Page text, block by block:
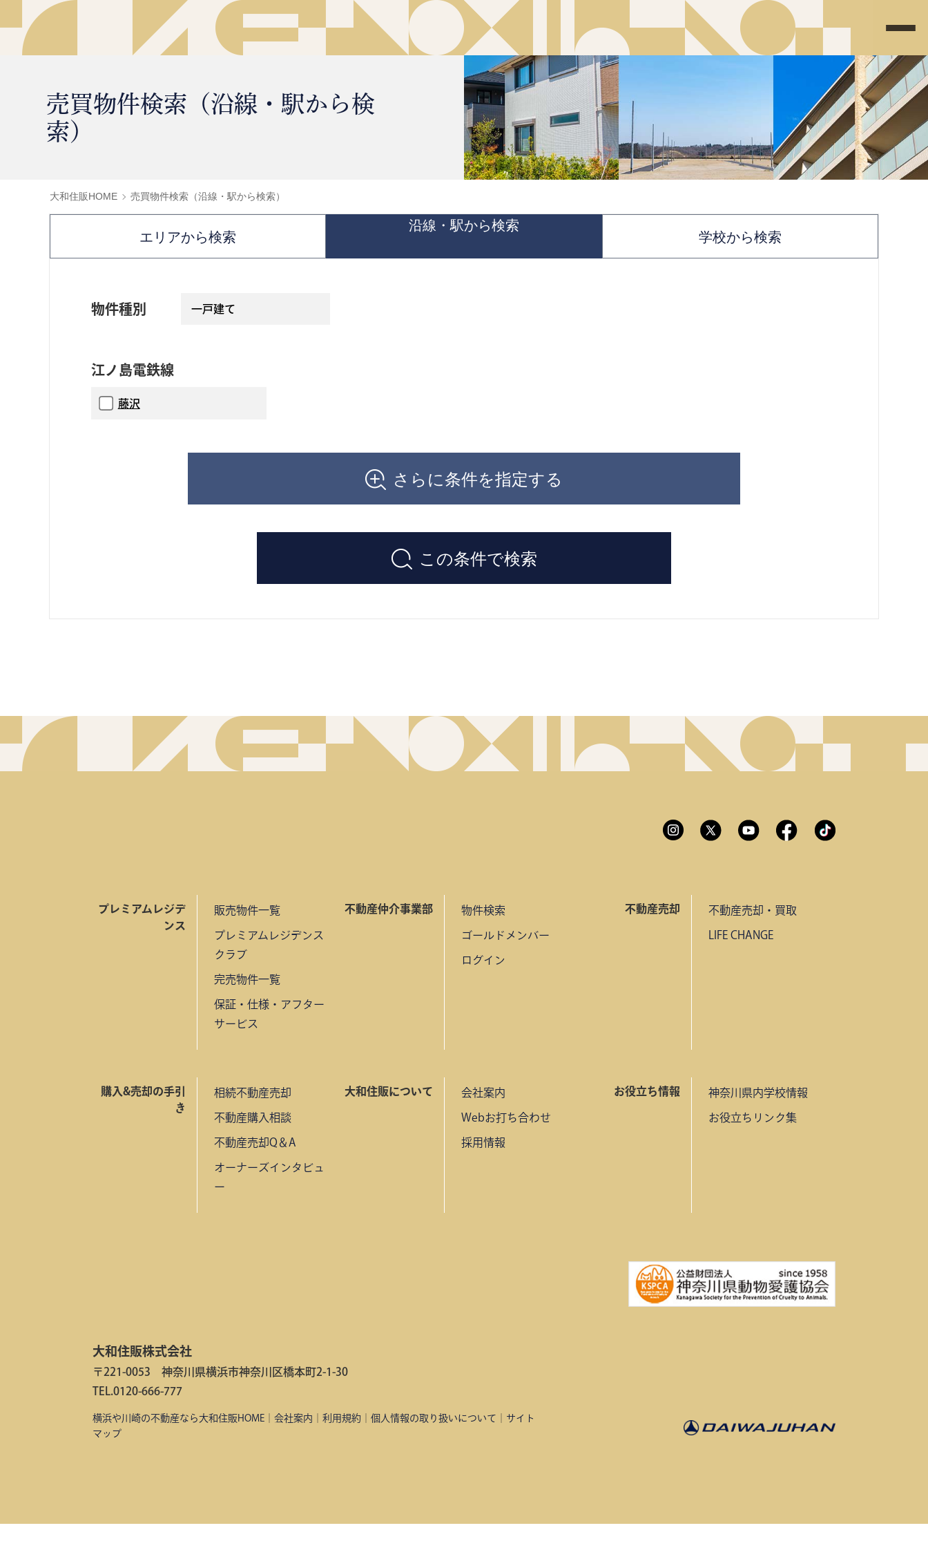
売買物件検索（沿線・駅から検
索）
大和住販HOME 売買物件検索（沿線・駅から検索）
エリアから検索
沿線・駅から検索
学校から検索
物件種別 一戸建て
江ノ島電鉄線
藤沢
さらに条件を指定する
この条件で検索
プレミアムレジデ
ンス
販売物件一覧
プレミアムレジデンス
クラブ
完売物件一覧
保証・仕様・アフター
サービス
不動産仲介事業部 物件検索
ゴールドメンバー
ログイン
不動産売却 不動産売却・買取
LIFE CHANGE
購入&売却の手引
き
相続不動産売却
不動産購入相談
不動産売却Q＆A
オーナーズインタビュ
ー
大和住販について 会社案内
Webお打ち合わせ
採用情報
お役立ち情報 神奈川県内学校情報
お役立ちリンク集
大和住販株式会社
〒221-0053 神奈川県横浜市神奈川区橋本町2-1-30
TEL.0120-666-777
横浜や川崎の不動産なら大和住販HOME ｜会社案内 ｜利用規約 ｜個人情報の取り扱いについて
サイト
マップ